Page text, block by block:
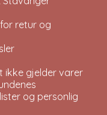
retur og
gjelder varer
og personlig